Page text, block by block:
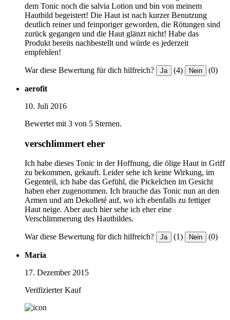
dem Tonic noch die salvia Lotion und bin von meinem
Hautbild begeistert! Die Haut ist nach kurzer Benutzung
deutlich reiner und feinporiger geworden, die Rötungen sind
zurück gegangen und die Haut glänzt nicht! Habe das
Produkt bereits nachbestellt und würde es jederzeit
empfehlen!
War diese Bewertung für dich hilfreich? Ja (4) Nein (0)
aerofit
10. Juli 2016
Bewertet mit 3 von 5 Sternen.
verschlimmert eher
Ich habe dieses Tonic in der Hoffnung, die ölige Haut in Griff
zu bekommen, gekauft. Leider sehe ich keine Wirkung, im
Gegenteil, ich habe das Gefühl, die Pickelchen im Gesicht
haben eher zugenommen. Ich brauche das Tonic nun an den
Armen und am Dekolleté auf, wo ich ebenfalls zu fettiger
Haut neige. Aber auch hier sehe ich eher eine
Verschlimmerung des Hautbildes.
War diese Bewertung für dich hilfreich? Ja (1) Nein (0)
Maria
17. Dezember 2015
Verifizierter Kauf